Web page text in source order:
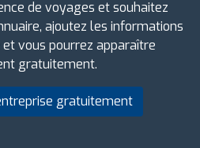
de voyages et souhaitez
ajoutez les informations
vous pourrez apparaître
gratuitement.
gratuitement